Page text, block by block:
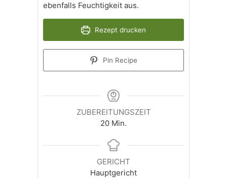
ebenfalls Feuchtigkeit aus.
Rezept drucken
Pin Recipe
ZUBEREITUNGSZEIT
20Minuten
Min.
GERICHT
Hauptgericht